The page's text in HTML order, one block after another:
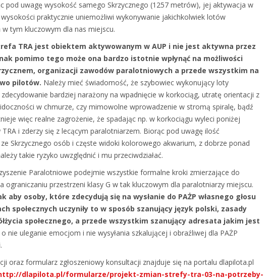
pod uwagę wysokość samego Skrzycznego (1257 metrów), jej aktywacja w
wysokości praktycznie uniemożliwi wykonywanie jakichkolwiek lotów
tym kluczowym dla nas miejscu.
TRA jest obiektem aktywowanym w AUP i nie jest aktywna przez
pomimo tego może ona bardzo istotnie wpłynąć na możliwości
organizacji zawodów paralotniowych a przede wszystkim na
pilotów. Należy mieć świadomość, że szybowiec wykonujący loty
bardziej narażony na wpadnięcie w korkociąg, utratę orientacji z
w chmurze, czy mimowolne wprowadzenie w stromą spiralę, bądź
więc realne zagrożenie, że spadając np. w korkociągu wyleci poniżej
i zderzy się z lecącym paralotniarzem. Biorąc pod uwagę ilość
Skrzycznego osób i częste widoki kolorowego akwarium, z dobrze ponad
takie ryzyko uwzględnić i mu przeciwdziałać.
Paralotniowe podejmie wszystkie formalne kroki zmierzające do
ograniczaniu przestrzeni klasy G w tak kluczowym dla paralotniarzy miejscu.
aby osoby, które zdecydują się na wysłanie do PAŻP własnego głosu
społecznych uczyniły to w sposób szanujący język polski, zasady
społecznego, a przede wszystkim szanujący adresata jakim jest
nie uleganie emocjom i nie wysyłania szkalującej i obraźliwej dla PAŻP
oraz formularz zgłoszeniowy konsultacji znajduje się na portalu dlapilota.pl
dlapilota.pl/formularze/projekt-zmian-strefy-tra-03-na-potrzeby-